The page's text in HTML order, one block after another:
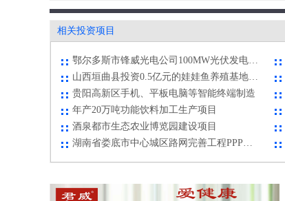
相关投资项目
高新区集成电路产业园项目
大宗商品物流项目
鄂尔多斯市锋威光电公司100MW光伏发电项目
贵阳高新区手机、平板电脑等智能终端制造
年产20万吨功能饮料加工生产项目
酒泉都市生态农业博览园建设项目
华亭工业园中小企业孵化基地建设项目
大宗商品物流项目